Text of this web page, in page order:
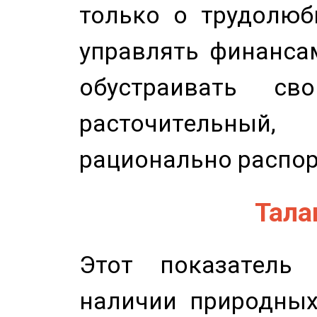
только о
управлять
обустраивать
рационально
Этот показатель
наличии